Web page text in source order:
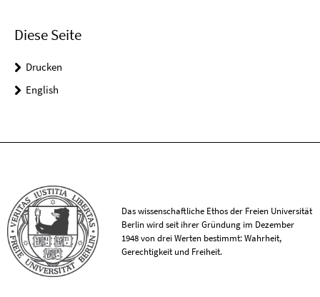
Diese Seite
Drucken
English
Das wissenschaftliche Ethos der Freien Universität
Berlin wird seit ihrer Gründung im Dezember
1948 von drei Werten bestimmt: Wahrheit,
Gerechtigkeit und Freiheit.